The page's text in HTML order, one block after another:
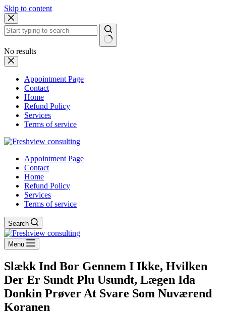
Skip to content
No results
Appointment Page
Contact
Home
Refund Policy
Services
Terms of service
Appointment Page
Contact
Home
Refund Policy
Services
Terms of service
Search
Menu
Slækk Ind Bor Gennem I Ikke, Hvilken
Der Er Sundt Plu Usundt, Lægen Ida
Donkin Prøver At Svare Som Nuværend
Koranen